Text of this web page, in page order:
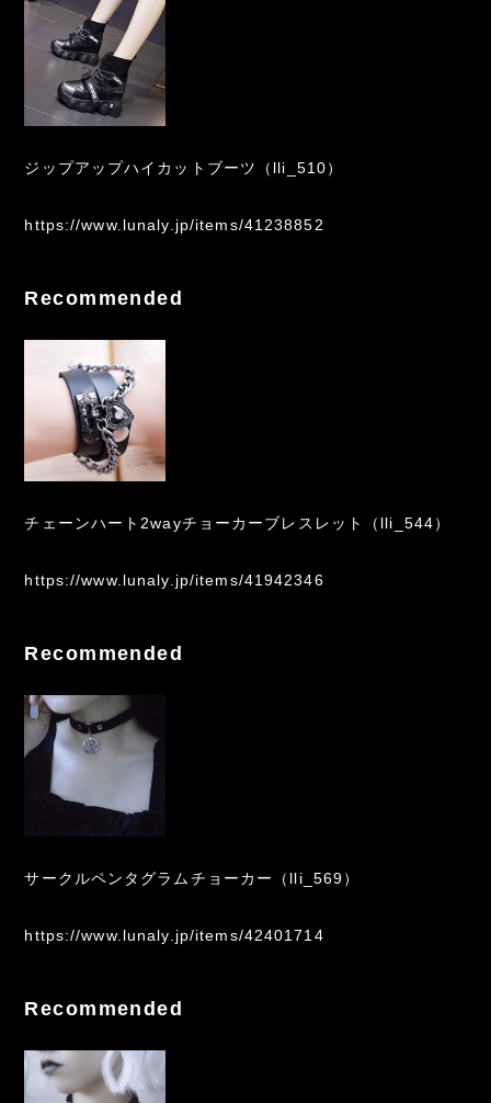
ジップアップハイカットブーツ（lli_510）
https://www.lunaly.jp/items/41238852
Recommended
チェーンハート2wayチョーカーブレスレット（lli_544）
https://www.lunaly.jp/items/41942346
Recommended
サークルペンタグラムチョーカー（lli_569）
https://www.lunaly.jp/items/42401714
Recommended